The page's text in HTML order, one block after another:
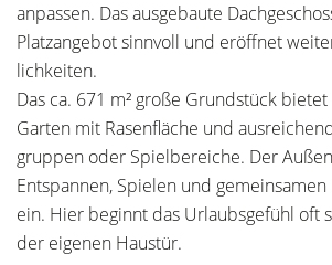
anpassen. Das ausgebaute
Platzangebot sinnvoll und eröffnet
lichkeiten.
Das ca. 671 m² große Grundstück
Garten mit Rasenfläche und
gruppen oder Spielbereiche. Der
Entspannen, Spielen und gemeinsamen
ein. Hier beginnt das Urlaubsgefühl oft
der eigenen Haustür.